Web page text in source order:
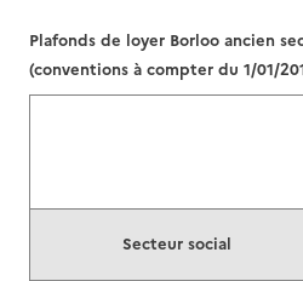
Secteur social
Plafonds de loyer Borloo ancien
(conventions à compter du 1/01/